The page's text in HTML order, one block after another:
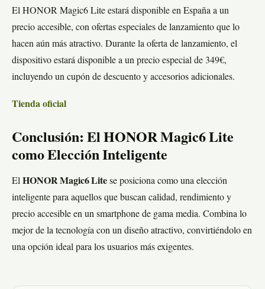
El HONOR Magic6 Lite estará disponible en España a un
precio accesible, con ofertas especiales de lanzamiento que lo
hacen aún más atractivo. Durante la oferta de lanzamiento, el
dispositivo estará disponible a un precio especial de 349€,
incluyendo un cupón de descuento y accesorios adicionales.
Tienda oficial
Conclusión: El HONOR Magic6 Lite
como Elección Inteligente
El HONOR Magic6 Lite se posiciona como una elección
inteligente para aquellos que buscan calidad, rendimiento y
precio accesible en un smartphone de gama media. Combina lo
mejor de la tecnología con un diseño atractivo, convirtiéndolo en
una opción ideal para los usuarios más exigentes.